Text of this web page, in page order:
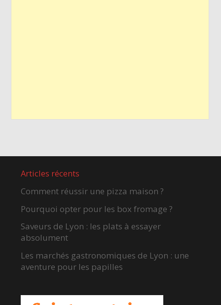
Articles récents
Comment réussir une pizza maison ?
Pourquoi opter pour les box fromage ?
Saveurs de Lyon : les plats à essayer
absolument
Les marchés gastronomiques de Lyon : une
aventure pour les papilles